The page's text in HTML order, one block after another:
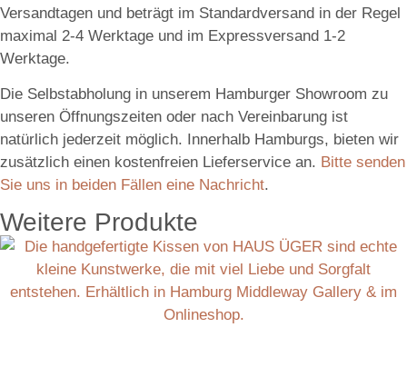
Versandtagen und beträgt im Standardversand in der Regel
maximal 2-4 Werktage und im Expressversand 1-2
Werktage.
Die Selbstabholung in unserem Hamburger Showroom zu
unseren Öffnungszeiten oder nach Vereinbarung ist
natürlich jederzeit möglich. Innerhalb Hamburgs, bieten wir
zusätzlich einen kostenfreien Lieferservice an. Bitte senden
Sie uns in beiden Fällen eine Nachricht.
Weitere Produkte